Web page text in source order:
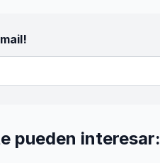
pueden interesar: